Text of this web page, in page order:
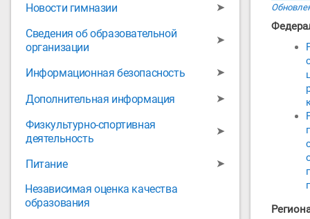
Новости гимназии
➤
Сведения об образовательной
организации
➤
Информационная безопасность ➤
Дополнительная информация
➤
Физкультурно-спортивная
деятельность
➤
Питание
➤
Независимая оценка качества
образования